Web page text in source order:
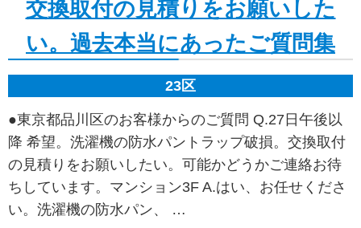
交換取付の見積りをお願いした
い。過去本当にあったご質問集
23区
●東京都品川区のお客様からのご質問 Q.27日午後以
降 希望。洗濯機の防水パントラップ破損。交換取付
の見積りをお願いしたい。可能かどうかご連絡お待
ちしています。マンション3F A.はい、お任せくださ
い。洗濯機の防水パン、 …